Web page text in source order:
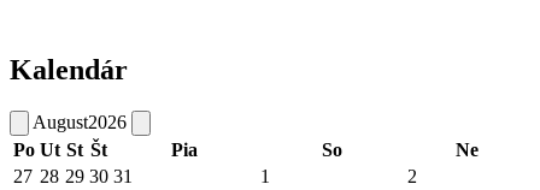
Kalendár
August2026
Po Ut St Št Pia So
Ne
27 28 29 30 31 1 2